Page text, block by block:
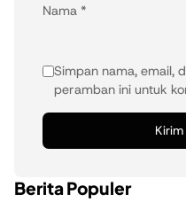
Nama *
Simpan nama, email,
peramban ini untuk
Berita Populer